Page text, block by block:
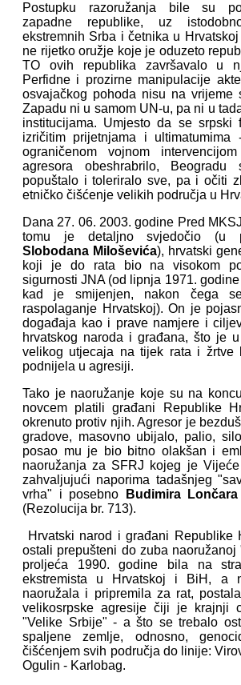
Postupku razoružanja bile su
zapadne republike, uz
ekstremnih Srba i četnika u
ne rijetko oružje koje je oduzeto
TO ovih republika završavalo u
Perfidne i prozirne manipulacije
osvajačkog pohoda nisu na vrijeme
Zapadu ni u samom UN-u, pa ni u
institucijama. Umjesto da se srpski
izričitim prijetnjama i
ograničenom vojnom
agresora obeshrabrilo,
popuštalo i toleriralo sve, pa i očiti
etničko čišćenje velikih područja u
Dana 27. 06. 2003. godine Pred
tomu je detaljno svjedočio (u
Slobodana Miloševića), hrvatski
koji je do rata bio na visokom
sigurnosti JNA (od lipnja 1971.
kad je smijenjen, nakon čega
raspolaganje Hrvatskoj). On je
događaja kao i prave namjere i
hrvatskog naroda i građana, što je
velikog utjecaja na tijek rata i žrtve
podnijela u agresiji.
Tako je naoružanje koje su na
novcem platili građani Republike
okrenuto protiv njih. Agresor je
gradove, masovno ubijalo, palio,
posao mu je bio bitno olakšan i
naoružanja za SFRJ kojeg je
zahvaljujući naporima tadašnjeg
vrha" i posebno
Budimira Lončara
(Rezolucija br. 713).
Hrvatski narod i građani Republike
ostali prepušteni do zuba
proljeća 1990. godine bila na
ekstremista u Hrvatskoj i BiH, a
naoružala i pripremila za rat,
velikosrpske agresije čiji je krajnji
"Velike Srbije" - a što se trebalo
spaljene zemlje, odnosno,
čišćenjem svih područja do linije:
Ogulin - Karlobag.